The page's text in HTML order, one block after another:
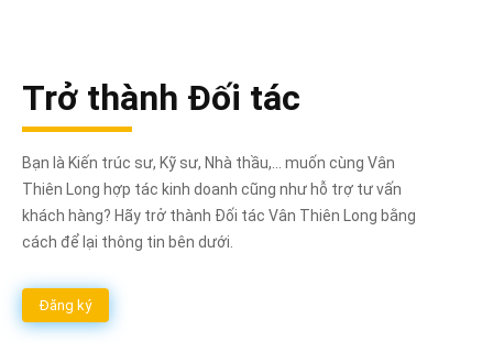
Trở thành Đối tác
Bạn là Kiến trúc sư, Kỹ sư, Nhà thầu,... muốn cùng Vân
Thiên Long hợp tác kinh doanh cũng như hỗ trợ tư vấn
khách hàng? Hãy trở thành Đối tác Vân Thiên Long bằng
cách để lại thông tin bên dưới.
Đăng ký